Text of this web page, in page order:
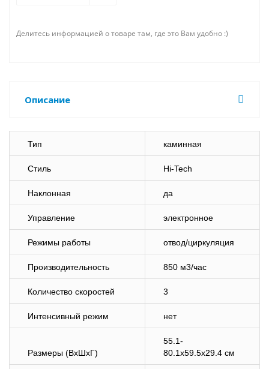
Делитесь информацией о товаре там, где это Вам удобно :)
Описание
Тип каминная
Стиль Hi-Tech
Наклонная да
Управление электронное
Режимы работы отвод/циркуляция
Производительность 850 м3/час
Количество скоростей 3
Интенсивный режим нет
Размеры (ВхШхГ)
55.1-
80.1x59.5x29.4 см